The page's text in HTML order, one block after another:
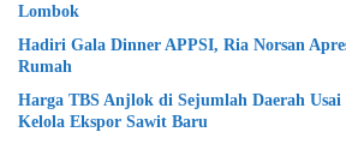
Lombok
Hadiri Gala Dinner APPSI, Ria Norsan
Rumah
Harga TBS Anjlok di Sejumlah Daerah Usai
Kelola Ekspor Sawit Baru